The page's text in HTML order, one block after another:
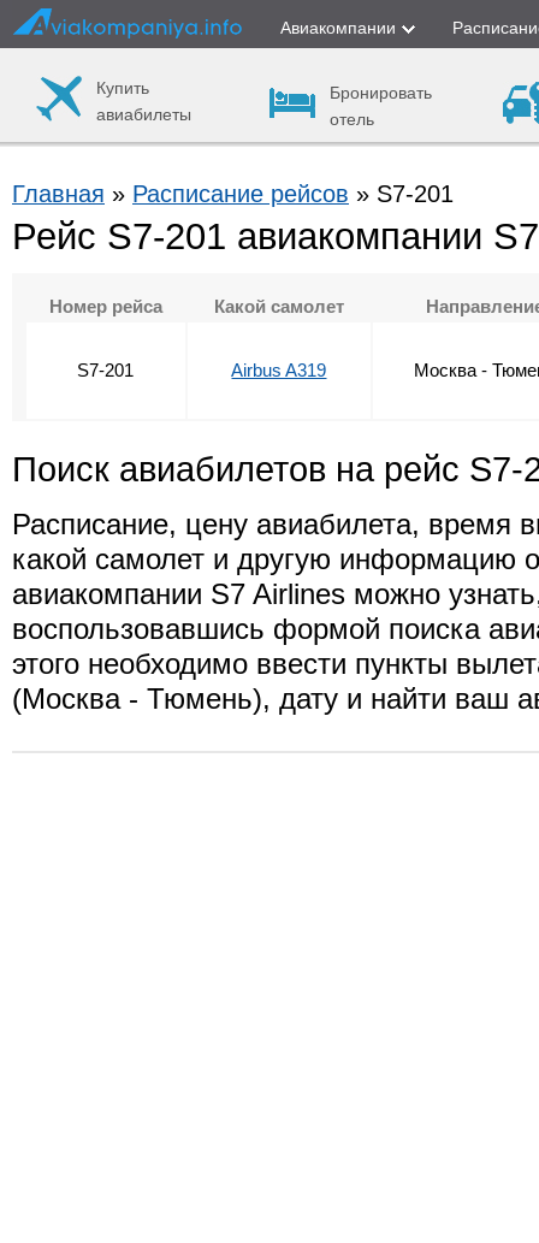
Авиакомпании
Купить
авиабилеты
Бронировать
отель
Главная » Расписание рейсов » S7-201
Рейс S7-201 авиакомпании
Номер рейса Какой самолет
S7-201 Airbus A319 Москва -
Поиск авиабилетов на рейс S7-
Расписание, цену авиабилета, время
какой самолет и другую информацию
авиакомпании S7 Airlines можно
воспользовавшись формой поиска
этого необходимо ввести пункты
(Москва - Тюмень), дату и найти ваш